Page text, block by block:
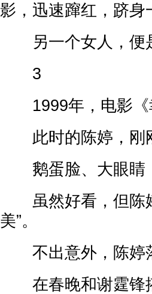
影，迅速蹿红，跻身
另一个女人，便
3
1999年，电影《
此时的陈婷，刚
鹅蛋脸、大眼睛
虽然好看，但陈婷
美”。
不出意外，陈婷
在春晚和谢霆锋